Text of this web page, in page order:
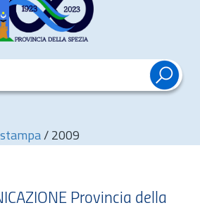
/ 2009
Provincia della